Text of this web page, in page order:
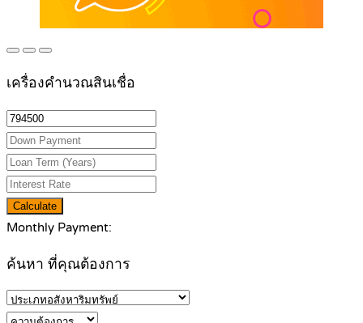
เครื่องคำนวณสินเชื่อ
Calculate
Monthly Payment:
ค้นหา ที่คุณต้องการ